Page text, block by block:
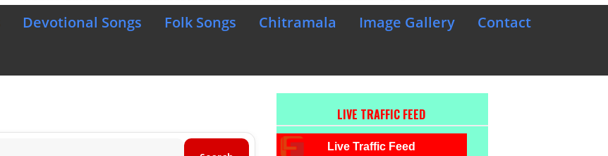
Devotional Songs Folk Songs Chitramala Image Gallery
Contact
LIVE TRAFFIC FEED
Live Traffic Feed